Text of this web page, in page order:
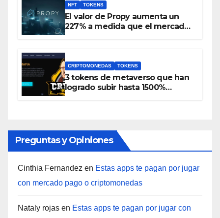
NFT TOKENS
El valor de Propy aumenta un
227% a medida que el mercado
CRIPTOMONEDAS TOKENS
3 tokens de metaverso que han
logrado subir hasta 1500%
Preguntas y Opiniones
Cinthia Fernandez en Estas apps te pagan por jugar
con mercado pago o criptomonedas
Nataly rojas en Estas apps te pagan por jugar con